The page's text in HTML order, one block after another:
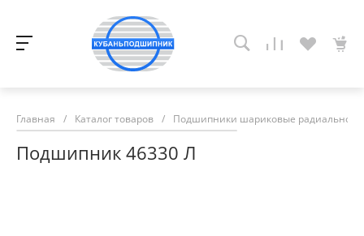
Главная / Каталог товаров / Подшипники шариковые радиально-
Подшипник 46330 Л